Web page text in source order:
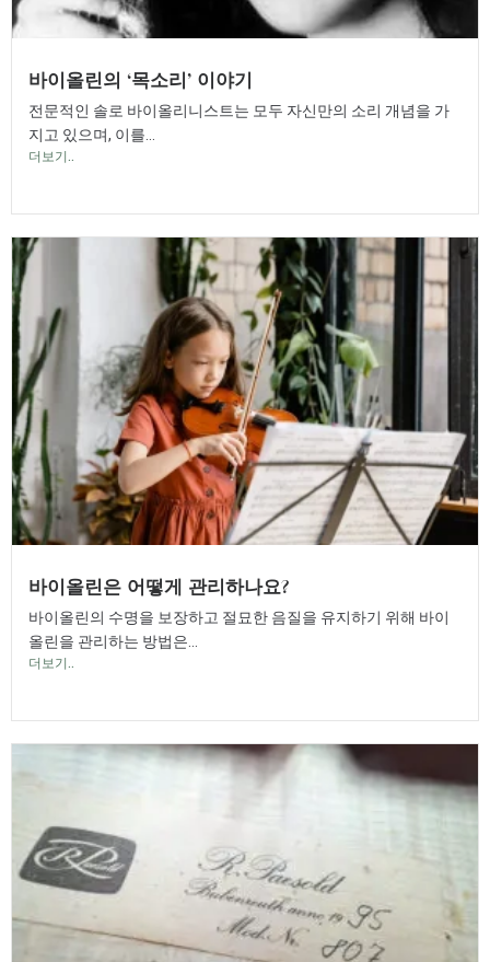
바이올린의 ‘목소리’ 이야기
전문적인 솔로 바이올리니스트는 모두 자신만의 소리 개념을 가
지고 있으며, 이를...
더보기..
바이올린은 어떻게 관리하나요?
바이올린의 수명을 보장하고 절묘한 음질을 유지하기 위해 바이
올린을 관리하는 방법은...
더보기..